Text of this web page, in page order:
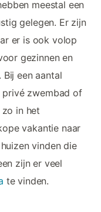
meestal een
gelegen. Er zijn
er is ook volop
gezinnen en
een aantal
privé zwembad of
in het
vakantie naar
vinden die
zijn er veel
te vinden.